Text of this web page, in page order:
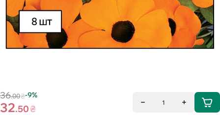
36.00₴-9%
32.50₴
1